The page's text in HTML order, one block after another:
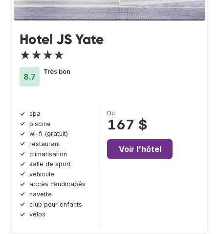
Hotel JS Yate
★★★★
8.7
Très bon
spa
piscine
wi-fi (gratuit)
restaurant
climatisation
salle de sport
véhicule
accès handicapés
navette
club pour enfants
vélos
Du
167 $
Voir l'hôtel